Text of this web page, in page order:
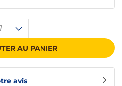
avis
1
AU PANIER